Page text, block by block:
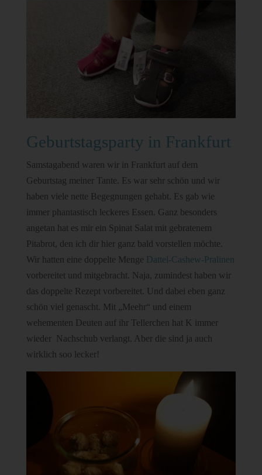
Geburtstagsparty in Frankfurt
Samstagabend waren wir in Frankfurt auf dem
Geburtstag meiner Tante. Es war sehr schön und wir
haben viele nette Begegnungen gehabt. Es gab wie
immer phantastisch leckeres Essen. Ganz besonders
angetan hat es mir ein Spinat Salat mit gebratenem
Pitabrot, den ich dir hier ganz bald vorstellen möchte.
Wir hatten eine doppelte Menge Dattel-Cashew-Pralinen
vorbereitet und mitgebracht. Naja, zumindest haben wir
das doppelte Rezept vorbereitet. Und dabei eben ganz
schön viel genascht. Mit „Meehr“ und einem
wehementen Deuten auf ihr Tellerchen hat K immer
wieder Nachschub verlangt. Aber die sind ja auch
wirklich soo lecker!